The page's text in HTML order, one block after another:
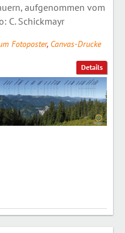
Details
aufgenommen vom
C. Schickmayr
Fotoposter, Canvas-Drucke